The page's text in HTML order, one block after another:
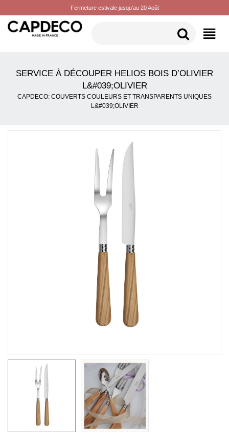
Fermeture estivale jusqu'au 20 Août
CATÉGORIES
SERVICE À DÉCOUPER HELIOS BOIS D’OLIVIER
L&#039;OLIVIER
CAPDECO: COUVERTS COULEURS ET TRANSPARENTS UNIQUES
L&#039;OLIVIER